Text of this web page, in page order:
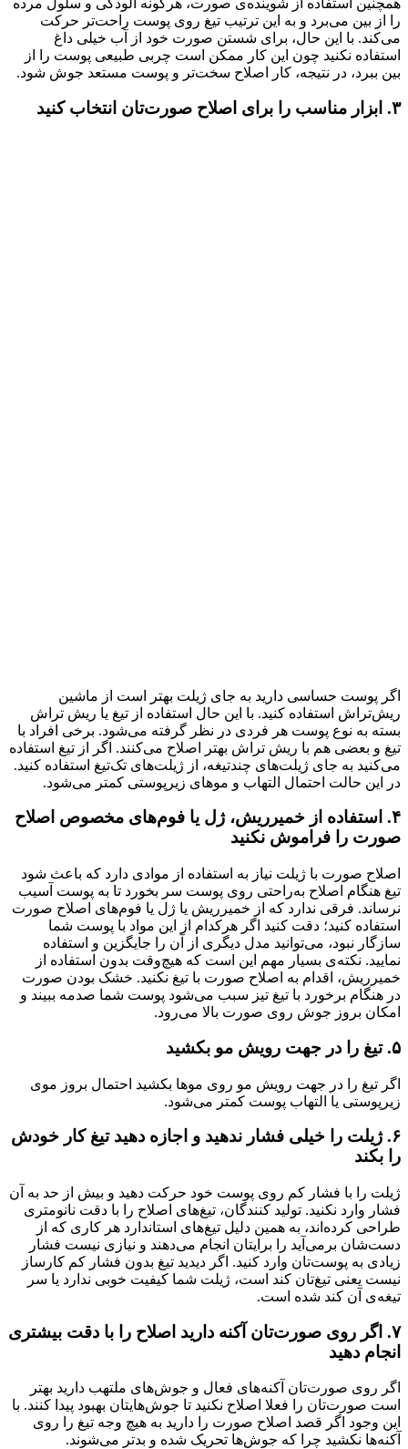
همچنین استفاده از شوینده‌ی صورت، هرگونه آلودگی و سلول مرده
را از بین می‌برد و به این ترتیب تیغ روی پوست راحت‌تر حرکت
می‌کند. با این حال، برای شستن صورت خود از آب خیلی داغ
استفاده نکنید چون این کار ممکن است چربی طبیعی پوست را از
بین ببرد، در نتیجه، کار اصلاح سخت‌تر و پوست مستعد جوش شود.
۳. ابزار مناسب را برای اصلاح صورت‌تان انتخاب کنید
اگر پوست حساسی دارید به جای ژیلت بهتر است از ماشین
ریش‌تراش استفاده کنید. با این حال استفاده از تیغ یا ریش تراش
بسته به نوع پوست هر فردی در نظر گرفته می‌شود. برخی افراد با
تیغ و بعضی هم با ریش تراش بهتر اصلاح می‌کنند. اگر از تیغ استفاده
می‌کنید به جای ژیلت‌های چند‌تیغه، از ژیلت‌های تک‌تیغ استفاده کنید.
در این حالت احتمال التهاب و موهای زیرپوستی کمتر می‌شود.
۴. استفاده از خمیرریش، ژل یا فوم‌های مخصوص اصلاح
صورت را فراموش نکنید
اصلاح صورت با ژیلت نیاز به استفاده از موادی دارد که باعث شود
تیغ هنگام اصلاح به‌راحتی روی پوست سر بخورد تا به پوست آسیب
نرساند. فرقی ندارد که از خمیرریش یا ژل یا فوم‌های اصلاح صورت
استفاده کنید؛ دقت کنید اگر هرکدام از این مواد با پوست شما
سازگار نبود، می‌توانید مدل دیگری از آن را جایگزین و استفاده
نمایید. نکته‌ی بسیار مهم این است که هیچ‌وقت بدون استفاده از
خمیرریش، اقدام به اصلاح صورت با تیغ نکنید. خشک بودن صورت
در هنگام برخورد با تیغ تیز سبب می‌شود پوست شما صدمه ببیند و
امکان بروز جوش روی صورت بالا می‌رود.
۵. تیغ را در جهت رویش مو بکشید
اگر تیغ را در جهت رویش مو روی موها بکشید احتمال بروز موی
زیرپوستی یا التهاب پوست کمتر می‌شود.
۶. ژیلت را خیلی فشار ندهید و اجازه دهید تیغ کار خودش
را بکند
ژیلت را با فشار کم روی پوست خود حرکت دهید و بیش از حد به آن
فشار وارد نکنید. تولید کنندگان، تیغ‌های اصلاح را با دقت نانومتری
طراحی کرده‌اند، به همین دلیل تیغ‌های استاندارد هر کاری که از
دست‌شان برمی‌آید را برایتان انجام می‌دهند و نیازی نیست فشار
زیادی به پوست‌تان وارد کنید. اگر دیدید تیغ بدون فشار کم کارساز
نیست یعنی تیغ‌تان کند است، ژیلت شما کیفیت خوبی ندارد یا سر
تیغه‌ی آن کند شده است.
۷. اگر روی صورت‌تان آکنه دارید اصلاح را با دقت بیشتری
انجام دهید
اگر روی صورت‌تان آکنه‌های فعال و جوش‌های ملتهب دارید بهتر
است صورت‌تان را فعلا اصلاح نکنید تا جوش‌هایتان بهبود پیدا کنند. با
این وجود اگر قصد اصلاح صورت را دارید به هیچ وجه تیغ را روی
آکنه‌ها نکشید چرا که جوش‌ها تحریک شده و بدتر می‌شوند.